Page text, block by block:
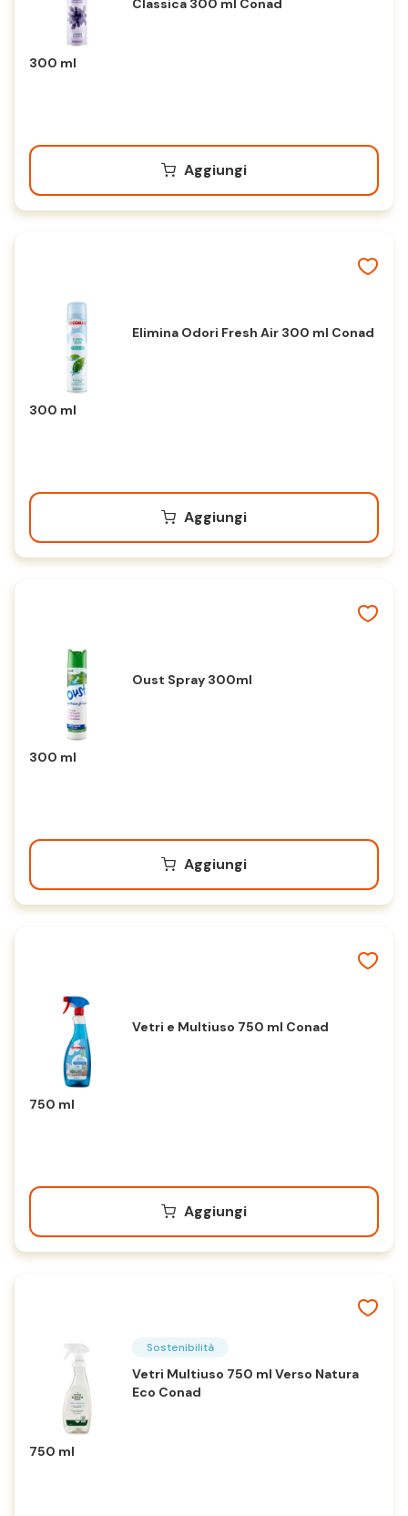
Classica 300 ml Conad
300 ml
Aggiungi
Elimina Odori Fresh Air 300 ml Conad
300 ml
Aggiungi
Oust Spray 300ml
300 ml
Aggiungi
Vetri e Multiuso 750 ml Conad
750 ml
Aggiungi
Sostenibilità
Vetri Multiuso 750 ml Verso Natura
Eco Conad
750 ml